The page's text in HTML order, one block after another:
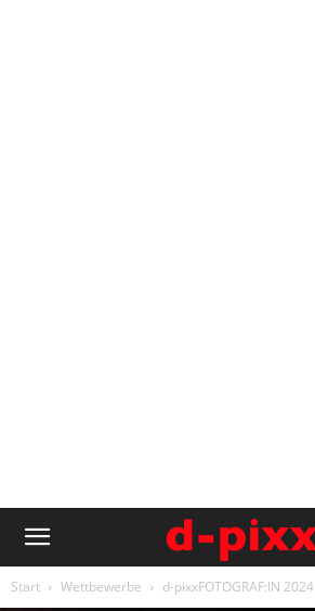
Start Wettbewerbe d-pixxFOTOGRAF:IN 2024